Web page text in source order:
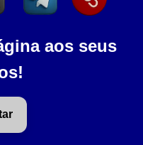
aos seus